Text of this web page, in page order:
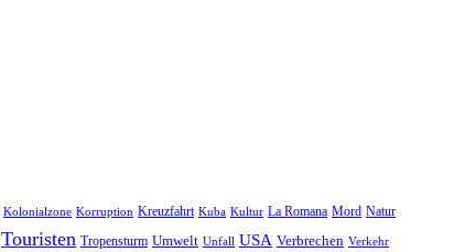
Kolonialzone Korruption Kreuzfahrt Kuba Kultur La Romana Mord Natur
Touristen Tropensturm Umwelt Unfall USA Verbrechen Verkehr